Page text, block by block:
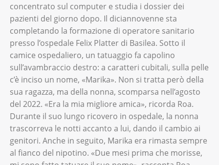
concentrato sul computer e studia i dossier dei
pazienti del giorno dopo. Il diciannovenne sta
completando la formazione di operatore sanitario
presso l’ospedale Felix Platter di Basilea. Sotto il
camice ospedaliero, un tatuaggio fa capolino
sull’avambraccio destro: a caratteri cubitali, sulla pelle
c’è inciso un nome, «Marika». Non si tratta però della
sua ragazza, ma della nonna, scomparsa nell’agosto
del 2022. «Era la mia migliore amica», ricorda Roa.
Durante il suo lungo ricovero in ospedale, la nonna
trascorreva le notti accanto a lui, dando il cambio ai
genitori. Anche in seguito, Marika era rimasta sempre
al fianco del nipotino. «Due mesi prima che morisse,